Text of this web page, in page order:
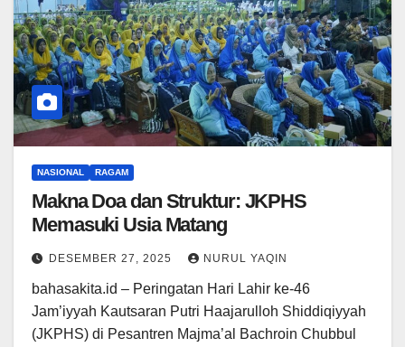
NASIONAL RAGAM
Makna Doa dan Struktur: JKPHS
Memasuki Usia Matang
DESEMBER 27, 2025 NURUL YAQIN
bahasakita.id – Peringatan Hari Lahir ke-46
Jam’iyyah Kautsaran Putri Haajarulloh Shiddiqiyyah
(JKPHS) di Pesantren Majma’al Bachroin Chubbul